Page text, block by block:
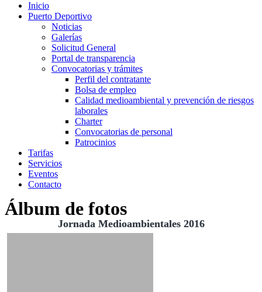
Inicio
Puerto Deportivo
Noticias
Galerías
Solicitud General
Portal de transparencia
Convocatorias y trámites
Perfil del contratante
Bolsa de empleo
Calidad medioambiental y prevención de riesgos
laborales
Charter
Convocatorias de personal
Patrocinios
Tarifas
Servicios
Eventos
Contacto
Álbum de fotos
Jornada Medioambientales 2016